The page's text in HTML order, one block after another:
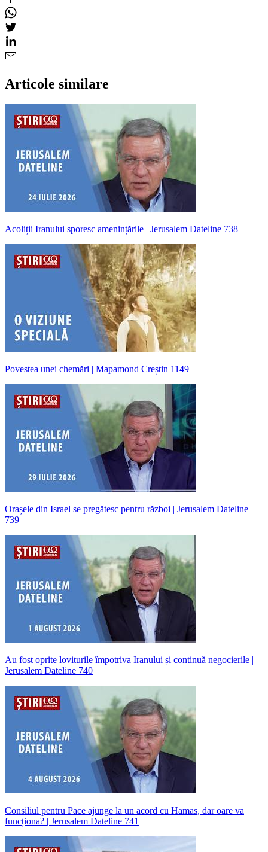
Articole similare
Acoliții Iranului sporesc amenințările | Jerusalem Dateline 738
Povestea unei chemări | Mapamond Creștin 1149
Orașele din Israel se pregătesc pentru război | Jerusalem Dateline
739
Au fost oprite loviturile împotriva Iranului și continuă negocierile |
Jerusalem Dateline 740
Consiliul pentru Pace ajunge la un acord cu Hamas, dar oare va
funcționa? | Jerusalem Dateline 741